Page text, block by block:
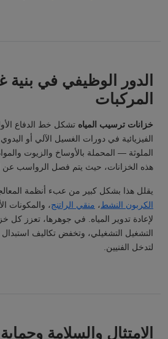
الدور الوظيفي في
المركبات
خزانات ترسيب المياه تشكل خط الدفاع
الفيزيائية في دورات الغسيل الآلي أو
الملوثة — المحملة بالأوساخ والزيوت
هذه الخزانات، حيث يتم فصل الرواسب عن
يقلل هذا بشكل كبير من عبء أنظمة
الكربون النشط، منقي الراتنج، والمكونات
التشغيل التشغيلي، وتخفض تكاليف استبدال
لتدخل الفنيين.
الامتثال والسلامة وحماية